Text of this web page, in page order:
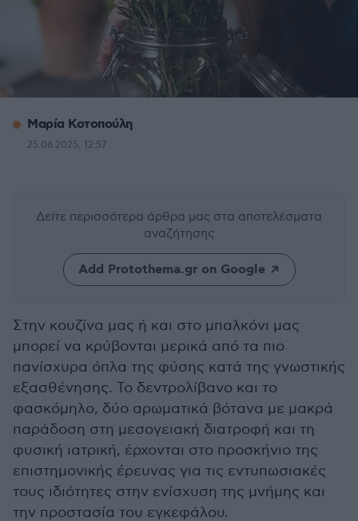
Μαρία Κοτοπούλη
25.06.2025, 12:57
Δείτε περισσότερα άρθρα μας στα αποτελέσματα
αναζήτησης
Add Protothema.gr on Google
Στην κουζίνα μας ή και στο μπαλκόνι μας
μπορεί να κρύβονται μερικά από τα πιο
πανίσχυρα όπλα της φύσης κατά της γνωστικής
εξασθένησης. Το δεντρολίβανο και το
φασκόμηλο, δύο αρωματικά βότανα με μακρά
παράδοση στη μεσογειακή διατροφή και τη
φυσική ιατρική, έρχονται στο προσκήνιο της
επιστημονικής έρευνας για τις εντυπωσιακές
τους ιδιότητες στην ενίσχυση της μνήμης και
την προστασία του εγκεφάλου.